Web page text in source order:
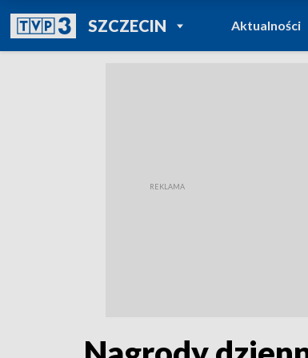
SZCZECINPOWRÓT DO
TVP REGIONY
Aktualności